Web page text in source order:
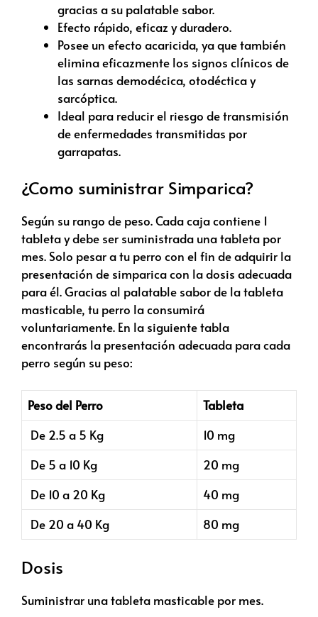
gracias a su palatable sabor.
Efecto rápido, eficaz y duradero.
Posee un efecto acaricida, ya que también
elimina eficazmente los signos clínicos de
las sarnas demodécica, otodéctica y
sarcóptica.
Ideal para reducir el riesgo de transmisión
de enfermedades transmitidas por
garrapatas.
¿Como suministrar Simparica?
Según su rango de peso. Cada caja contiene 1
tableta y debe ser suministrada una tableta por
mes. Solo pesar a tu perro con el fin de adquirir la
presentación de simparica con la dosis adecuada
para él. Gracias al palatable sabor de la tableta
masticable, tu perro la consumirá
voluntariamente. En la siguiente tabla
encontrarás la presentación adecuada para cada
perro según su peso:
Peso del Perro
Tableta
De 2.5 a 5 Kg
10 mg
De 5 a 10 Kg
20 mg
De 10 a 20 Kg
40 mg
De 20 a 40 Kg
80 mg
Dosis
Suministrar una tableta masticable por mes.